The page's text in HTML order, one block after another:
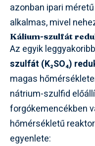
azonban ipari
alkalmas, mivel
Kálium-szulfát
Az egyik
szulfát (K₂SO₄)
magas
nátrium-szulfid
forgókemencékben
hőmérsékletű
egyenlete: